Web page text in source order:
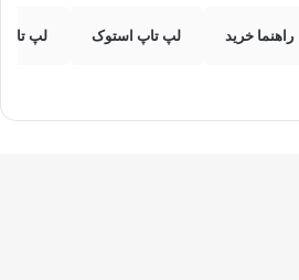
راهنما خرید لپ تاپ استوک لپ تاپ